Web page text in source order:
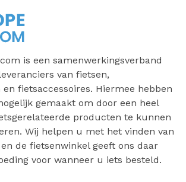
is een samenwerkingsverband
van fietsen,
fietsaccessoires. Hiermee hebben
gemaakt om door een heel
producten te kunnen
Wij helpen u met het vinden van
de fietsenwinkel geeft ons daar
voor wanneer u iets besteld.